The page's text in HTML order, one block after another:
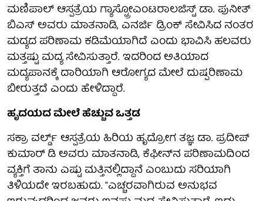
ಮಣಿಪಾಲ್ ಆಸ್ಪತ್ರೆಯ ಗ್ಯಾಸ್ಟ್ರೋಎಂಟರಾಲಜಿಸ್ಟ್ ಡಾ. ಪುನೀತ್
ಬಿಎಸ್ ಅವರು ಮಾತನಾಡಿ, ಎನರ್ಜಿ ಡ್ರಿಂಕ್ ಸೇವಿಸಿದ ನಂತರ
ಮದ್ಯದ ಪರಿಣಾಮ ಕಡಿಮೆಯಾಗಿದೆ ಎಂದು ಭಾವಿಸಿ ಹಲವರು
ಮತ್ತಷ್ಟು ಮದ್ಯ ಸೇವಿಸುತ್ತಾರೆ. ಇದರಿಂದ ಅತಿಯಾದ
ಮದ್ಯಪಾನಕ್ಕೆ ದಾರಿಯಾಗಿ ಆರೋಗ್ಯದ ಮೇಲೆ ದುಷ್ಪರಿಣಾಮ
ಬೀರುತ್ತದೆ ಎಂದು ಹೇಳಿದ್ದಾರೆ.
ಹೃದಯದ ಮೇಲೆ ಹೆಚ್ಚುವ ಒತ್ತಡ
ಸಕ್ರಾ ವರ್ಲ್ಡ್ ಆಸ್ಪತ್ರೆಯ ಹಿರಿಯ ಹೃದ್ರೋಗ ತಜ್ಞ ಡಾ. ಪ್ರದೀಪ್
ಕುಮಾರ್ ಡಿ ಅವರು ಮಾತನಾಡಿ, ಕೆಫೀನ್‌ನ ಪರಿಣಾಮದಿಂದ
ವ್ಯಕ್ತಿಗೆ ತಾನು ಎಷ್ಟು ಮತ್ತಿನಲ್ಲಿದ್ದಾನೆ ಎಂಬುದು ಸರಿಯಾಗಿ
ತಿಳಿಯದೇ ಇರಬಹುದು. "ಎಚ್ಚರವಾಗಿರುವ ಅನುಭವ